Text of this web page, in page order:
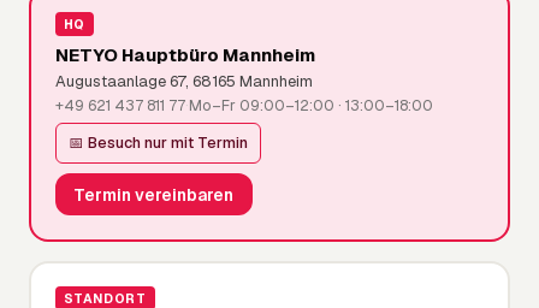
HQ
NETYO Hauptbüro Mannheim
Augustaanlage 67, 68165 Mannheim
+49 621 437 811 77·Mo–Fr 09:00–12:00 · 13:00–18:00
📅 Besuch nur mit Termin
Termin vereinbaren
STANDORT